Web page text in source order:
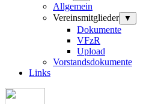
Allgemein
Vereinsmitglieder
▼
Dokumente
VFzR
Upload
Vorstandsdokumente
Links